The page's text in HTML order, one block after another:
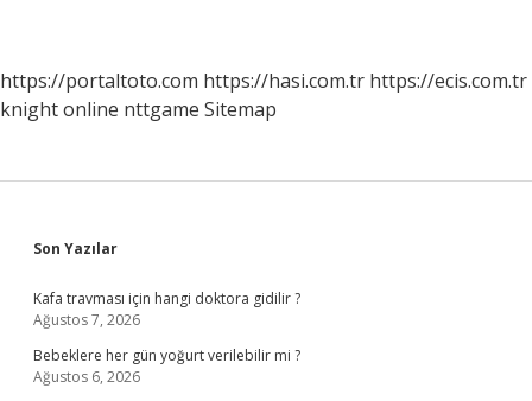
Para
Veriyor
https://portaltoto.com https://hasi.com.tr https://ecis.com.tr
knight online nttgame Sitemap
Sidebar
Son Yazılar
Kafa travması için hangi doktora gidilir ?
Ağustos 7, 2026
Bebeklere her gün yoğurt verilebilir mi ?
Ağustos 6, 2026